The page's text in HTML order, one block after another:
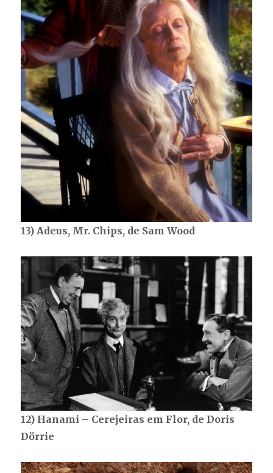
13) Adeus, Mr. Chips, de Sam Wood
12) Hanami – Cerejeiras em Flor, de Doris
Dörrie